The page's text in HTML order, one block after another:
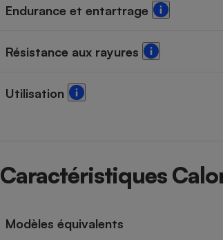
Endurance et entartrage
Résistance aux rayures
Utilisation
Caractéristiques
Modèles équivalents